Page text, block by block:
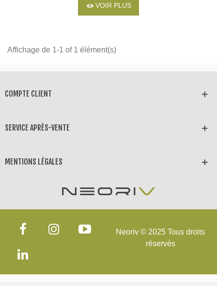
VOIR PLUS
Affichage de 1-1 of 1 élément(s)
COMPTE CLIENT
SERVICE APRÈS-VENTE
MENTIONS LÉGALES
Neoriv © 2025 Tous droits
réservés